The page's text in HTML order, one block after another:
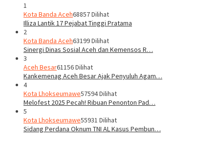
1
Kota Banda Aceh68857 Dilihat
Illiza Lantik 17 Pejabat Tinggi Pratama
2
Kota Banda Aceh63199 Dilihat
Sinergi Dinas Sosial Aceh dan Kemensos R…
3
Aceh Besar61156 Dilihat
Kankemenag Aceh Besar Ajak Penyuluh Agam…
4
Kota Lhokseumawe57594 Dilihat
Melofest 2025 Pecah! Ribuan Penonton Pad…
5
Kota Lhokseumawe55931 Dilihat
Sidang Perdana Oknum TNI AL Kasus Pembun…